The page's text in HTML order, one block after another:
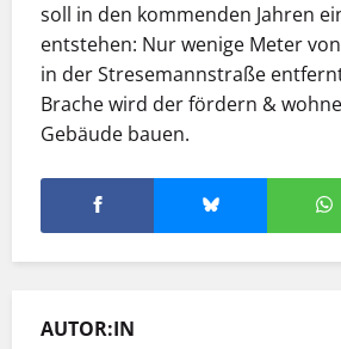
soll in den kommenden Jahren
entstehen: Nur wenige Meter
in der Stresemannstraße
Brache wird der fördern &
Gebäude bauen.
AUTOR:IN